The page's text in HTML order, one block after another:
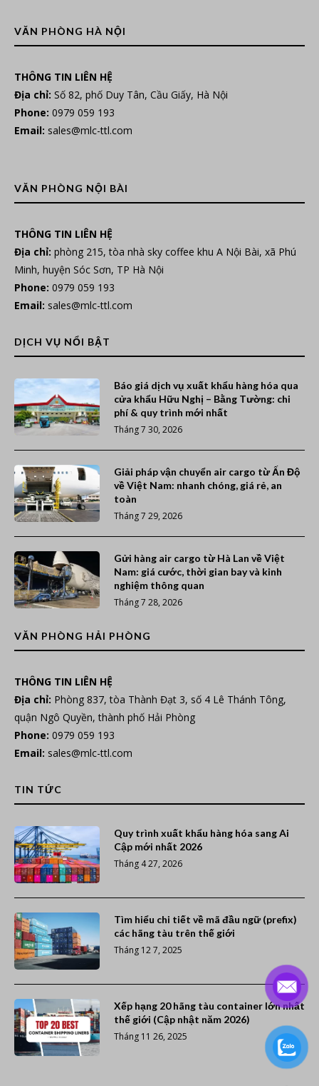
VĂN PHÒNG HÀ NỘI
THÔNG TIN LIÊN HỆ
Địa chỉ: Số 82, phố Duy Tân, Cầu Giấy, Hà Nội
Phone: 0979 059 193
Email: sales@mlc-ttl.com
VĂN PHÒNG NỘI BÀI
THÔNG TIN LIÊN HỆ
Địa chỉ: phòng 215, tòa nhà sky coffee khu A Nội Bài, xã Phú
Minh, huyện Sóc Sơn, TP Hà Nội
Phone: 0979 059 193
Email: sales@mlc-ttl.com
DỊCH VỤ NỔI BẬT
Báo giá dịch vụ xuất khẩu hàng hóa qua
cửa khẩu Hữu Nghị – Bằng Tường: chi
phí & quy trình mới nhất
Tháng 7 30, 2026
Giải pháp vận chuyển air cargo từ Ấn Độ
về Việt Nam: nhanh chóng, giá rẻ, an
toàn
Tháng 7 29, 2026
Gửi hàng air cargo từ Hà Lan về Việt
Nam: giá cước, thời gian bay và kinh
nghiệm thông quan
Tháng 7 28, 2026
VĂN PHÒNG HẢI PHÒNG
THÔNG TIN LIÊN HỆ
Địa chỉ: Phòng 837, tòa Thành Đạt 3, số 4 Lê Thánh Tông,
quận Ngô Quyền, thành phố Hải Phòng
Phone: 0979 059 193
Email: sales@mlc-ttl.com
TIN TỨC
Quy trình xuất khẩu hàng hóa sang Ai
Cập mới nhất 2026
Tháng 4 27, 2026
Tìm hiểu chi tiết về mã đầu ngữ (prefix)
các hãng tàu trên thế giới
Tháng 12 7, 2025
Xếp hạng 20 hãng tàu container lớn nhất
thế giới (Cập nhật năm 2026)
Tháng 11 26, 2025